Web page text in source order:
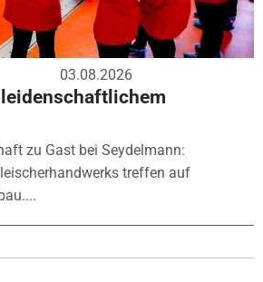
03.08.2026
zu Gast bei Seydelmann:
treffen auf